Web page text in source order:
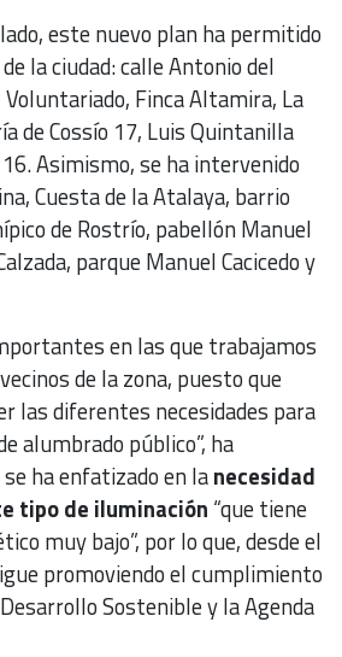
este nuevo plan ha permitido
la ciudad: calle Antonio del
Finca Altamira, La
de Cossío 17, Luis Quintanilla
Asimismo, se ha intervenido
Cuesta de la Atalaya, barrio
de Rostrío, pabellón Manuel
parque Manuel Cacicedo y
en las que trabajamos
de la zona, puesto que
las diferentes necesidades para
alumbrado público”, ha
ha enfatizado en lanecesidad
tipo de iluminación “que tiene
muy bajo”, por lo que, desde el
promoviendo el cumplimiento
Sostenible y la Agenda